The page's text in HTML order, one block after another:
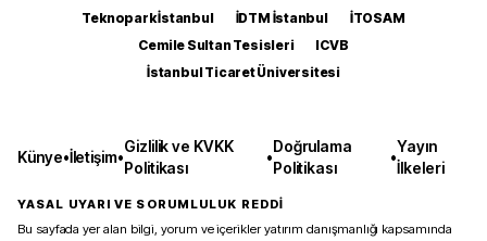
Teknopark İstanbul
İDTM İstanbul
İTOSAM
Cemile Sultan Tesisleri
ICVB
İstanbul Ticaret Üniversitesi
Künye•İletişim•
Gizlilik ve KVKK
Politikası
•
Doğrulama
Politikası
•
Yayın
İlkeleri
YASAL UYARI VE SORUMLULUK REDDİ
Bu sayfada yer alan bilgi, yorum ve içerikler yatırım danışmanlığı kapsamında